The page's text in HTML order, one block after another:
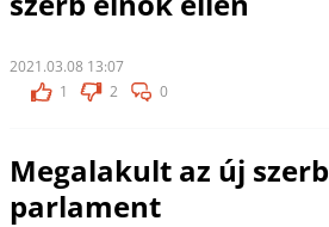
2021.03.08 13:07
1
2 0
Megalakult az új szerb
parlament